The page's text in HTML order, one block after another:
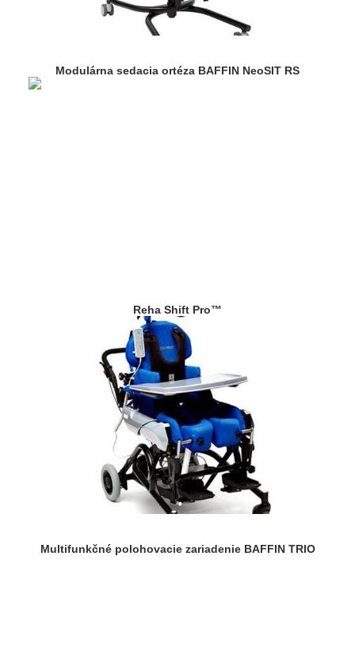
Modulárna sedacia ortéza BAFFIN NeoSIT RS
Reha Shift Pro™
Multifunkčné polohovacie zariadenie BAFFIN TRIO